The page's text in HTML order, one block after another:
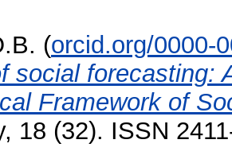
(orcid.org/0000-
social forecasting:
Framework of
18 (32). ISSN